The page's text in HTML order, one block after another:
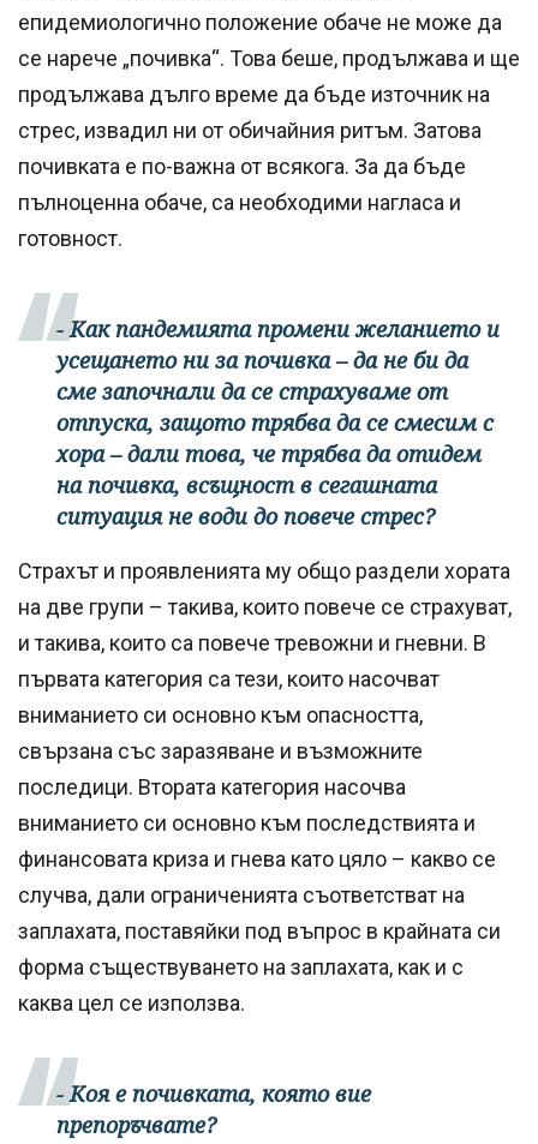
епидемиологично положение обаче не може да
се нарече „почивка“. Това беше, продължава и ще
продължава дълго време да бъде източник на
стрес, извадил ни от обичайния ритъм. Затова
почивката е по-важна от всякога. За да бъде
пълноценна обаче, са необходими нагласа и
готовност.
- Как пандемията промени желанието и
усещането ни за почивка – да не би да
сме започнали да се страхуваме от
отпуска, защото трябва да се смесим с
хора – дали това, че трябва да отидем
на почивка, всъщност в сегашната
ситуация не води до повече стрес?
Страхът и проявленията му общо раздели хората
на две групи – такива, които повече се страхуват,
и такива, които са повече тревожни и гневни. В
първата категория са тези, които насочват
вниманието си основно към опасността,
свързана със заразяване и възможните
последици. Втората категория насочва
вниманието си основно към последствията и
финансовата криза и гнева като цяло – какво се
случва, дали ограниченията съответстват на
заплахата, поставяйки под въпрос в крайната си
форма съществуването на заплахата, как и с
каква цел се използва.
- Коя е почивката, която вие
препоръчвате?